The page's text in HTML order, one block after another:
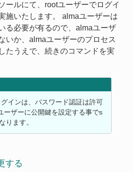
ールにて、rootユーザーでログイ
施いたします。 almaユーザーは
る必要が有るので、almaユーザ
いか、almaユーザーのプロセス
たうえで、続きのコマンドを実
インは、パスワード認証は許可
ーザーに公開鍵を設定する事でs
ります。
する